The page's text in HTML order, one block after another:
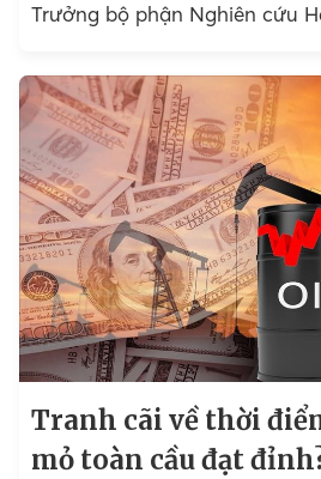
Trưởng bộ phận Nghiên cứu
Tranh cãi về thời
mỏ toàn cầu đạt